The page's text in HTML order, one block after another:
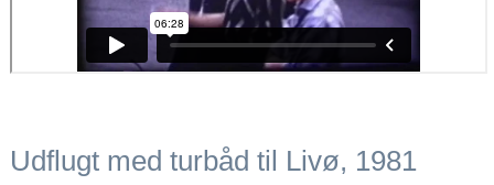
Udflugt med turbåd til Livø, 1981